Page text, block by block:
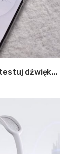
dźwięk...